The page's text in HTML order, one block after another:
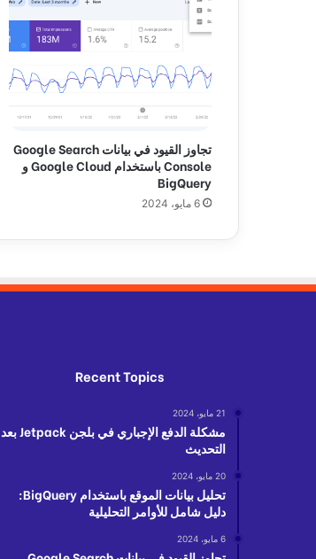
م
و
و
و
ه
و
ا
ت
ل
تجاوز القيود في بيانات Google Search
Console باستخدام Google Cloud و
BigQuery
6 مايو، 2024
Recent Topics
21 مايو، 2024
مشكلة الدفع الإجباري في بلجن Jetpack بعد
التحديث
20 مايو، 2024
تحليل بيانات الموقع باستخدام BigQuery:
دليل شامل للأوامر التحليلية
6 مايو، 2024